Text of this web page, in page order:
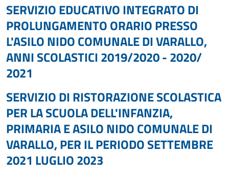
SERVIZIO EDUCATIVO INTEGRATO DI
PROLUNGAMENTO ORARIO PRESSO
L'ASILO NIDO COMUNALE DI VARALLO,
ANNI SCOLASTICI 2019/2020 - 2020/
2021
SERVIZIO DI RISTORAZIONE SCOLASTICA
PER LA SCUOLA DELL'INFANZIA,
PRIMARIA E ASILO NIDO COMUNALE DI
VARALLO, PER IL PERIODO SETTEMBRE
2021 LUGLIO 2023